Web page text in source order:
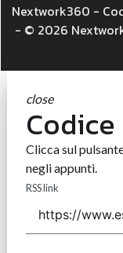
Nextwork360 -
- © 2026
close
Codice
Clicca sul
negli appunti.
RSS link